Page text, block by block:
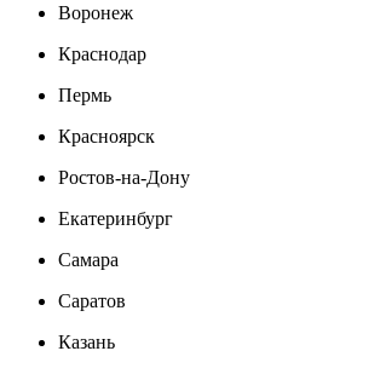
Воронеж
Краснодар
Пермь
Красноярск
Ростов-на-Дону
Екатеринбург
Самара
Саратов
Казань